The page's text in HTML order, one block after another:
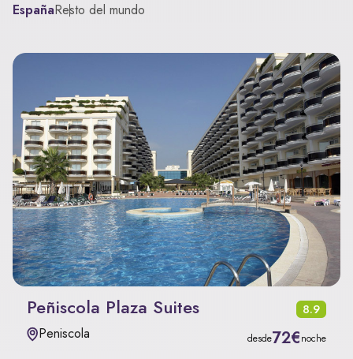
EspañaResto del mundo
Peñiscola Plaza Suites 8.9
Peniscola desde72€noche